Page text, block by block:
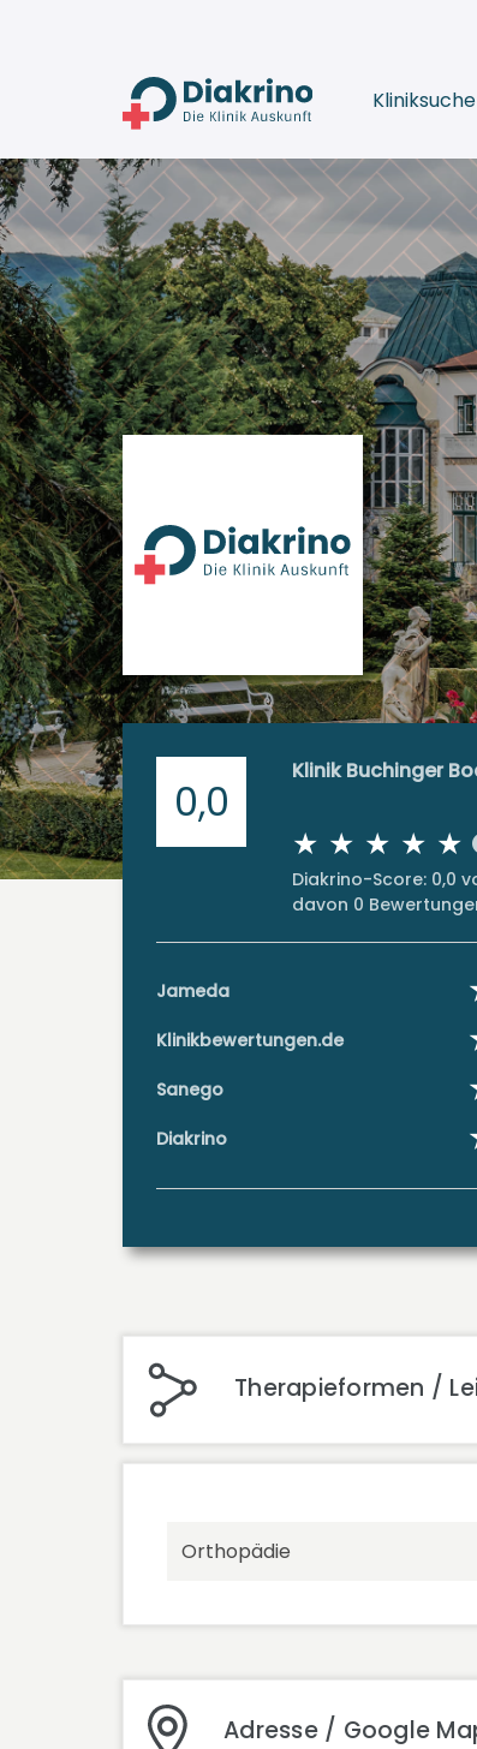
Kliniksuche
0,0
Klinik Buchinger
Diakrino-Score: 0,0
davon 0
Jameda
Klinikbewertungen.de
Sanego
Diakrino
Therapieformen /
Orthopädie
Adresse / Google